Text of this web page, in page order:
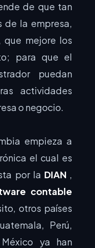
de que tan
de la empresa,
que mejore los
para que el
puedan
actividades
o negocio.
empieza a
el cual es
por la DIAN ,
contable
otros países
Perú,
ya han